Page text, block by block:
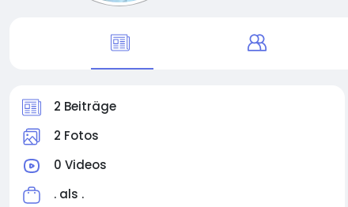
2 Beiträge
2 Fotos
0 Videos
. als .